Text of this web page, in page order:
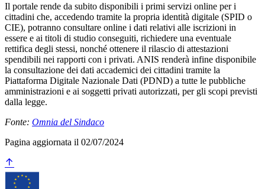
Il portale rende da subito disponibili i primi servizi online per i
cittadini che, accedendo tramite la propria identità digitale (SPID o
CIE), potranno consultare online i dati relativi alle iscrizioni in
essere e ai titoli di studio conseguiti, richiedere una eventuale
rettifica degli stessi, nonché ottenere il rilascio di attestazioni
spendibili nei rapporti con i privati. ANIS renderà infine disponibile
la consultazione dei dati accademici dei cittadini tramite la
Piattaforma Digitale Nazionale Dati (PDND) a tutte le pubbliche
amministrazioni e ai soggetti privati autorizzati, per gli scopi previsti
dalla legge.
Fonte: Omnia del Sindaco
Pagina aggiornata il 02/07/2024